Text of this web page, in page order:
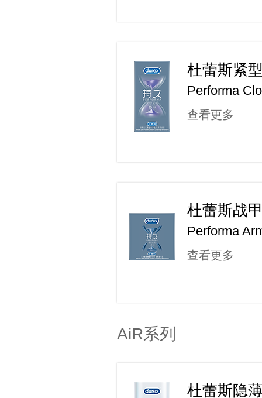
杜蕾斯紧
Performa
查看更多
杜蕾斯战
Performa
查看更多
AiR系列
杜蕾斯隐